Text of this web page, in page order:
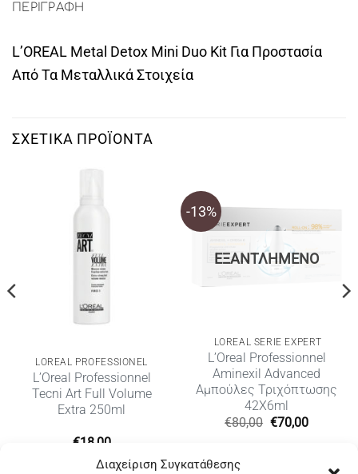
Διαχείριση Συγκατάθεσης
ΠΕΡΙΓΡΑΦΉ
L’OREAL Metal Detox Mini Duo Kit Για Προστασία
Από Τα Μεταλλικά Στοιχεία
ΣΧΕΤΙΚΆ ΠΡΟΪΌΝΤΑ
LOREAL PROFESSIONEL
L’Oreal Professionnel
Tecni Art Full Volume
Extra 250ml
€18,00
-13%
ΕΞΑΝΤΛΗΜΈΝΟ
LOREAL SERIE EXPERT
L’Oreal Professionnel
Aminexil Advanced
Αμπούλες Τριχόπτωσης
42X6ml
€80,00 Original
€70,00Η
€70,00.